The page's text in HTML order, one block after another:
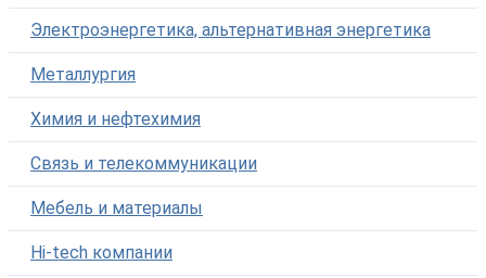
Электроэнергетика, альтернативная энергетика
Металлургия
Химия и нефтехимия
Связь и телекоммуникации
Мебель и материалы
Hi-tech компании